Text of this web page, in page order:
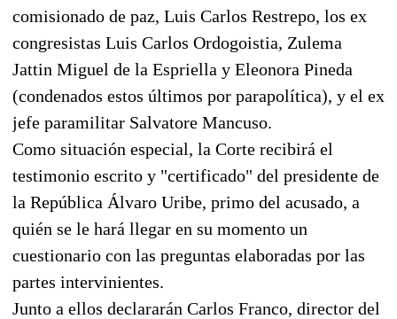
comisionado de paz, Luis Carlos Restrepo, los ex
congresistas Luis Carlos Ordogoistia, Zulema
Jattin Miguel de la Espriella y Eleonora Pineda
(condenados estos últimos por parapolítica), y el ex
jefe paramilitar Salvatore Mancuso.
Como situación especial, la Corte recibirá el
testimonio escrito y "certificado" del presidente de
la República Álvaro Uribe, primo del acusado, a
quién se le hará llegar en su momento un
cuestionario con las preguntas elaboradas por las
partes intervinientes.
Junto a ellos declararán Carlos Franco, director del